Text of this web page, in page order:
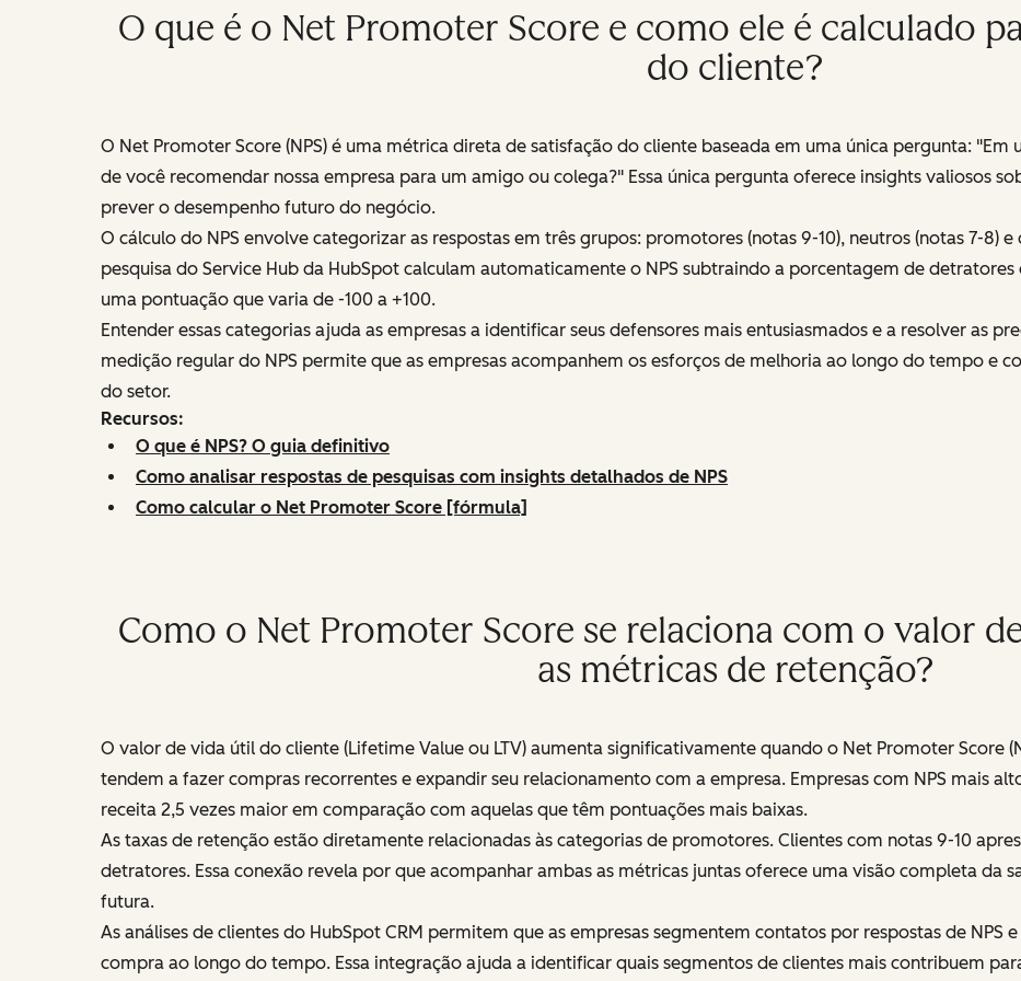
O que é o Net Promoter Score e como ele é calculado
do cliente?
O Net Promoter Score (NPS) é uma métrica direta de satisfação do cliente baseada em uma única pergunta: "Em
de você recomendar nossa empresa para um amigo ou colega?" Essa única pergunta oferece insights valiosos
prever o desempenho futuro do negócio.
O cálculo do NPS envolve categorizar as respostas em três grupos: promotores (notas 9-10), neutros (notas 7-8)
pesquisa do Service Hub da HubSpot calculam automaticamente o NPS subtraindo a porcentagem de
uma pontuação que varia de -100 a +100.
Entender essas categorias ajuda as empresas a identificar seus defensores mais entusiasmados e a resolver as
medição regular do NPS permite que as empresas acompanhem os esforços de melhoria ao longo do tempo e
do setor.
Recursos:
O que é NPS? O guia definitivo
Como analisar respostas de pesquisas com insights detalhados de NPS
Como calcular o Net Promoter Score [fórmula]
Como o Net Promoter Score se relaciona com o valor
as métricas de retenção?
O valor de vida útil do cliente (Lifetime Value ou LTV) aumenta significativamente quando o Net Promoter Score
tendem a fazer compras recorrentes e expandir seu relacionamento com a empresa. Empresas com NPS mais
receita 2,5 vezes maior em comparação com aquelas que têm pontuações mais baixas.
As taxas de retenção estão diretamente relacionadas às categorias de promotores. Clientes com notas 9-10
detratores. Essa conexão revela por que acompanhar ambas as métricas juntas oferece uma visão completa da
futura.
As análises de clientes do HubSpot CRM permitem que as empresas segmentem contatos por respostas de
compra ao longo do tempo. Essa integração ajuda a identificar quais segmentos de clientes mais contribuem